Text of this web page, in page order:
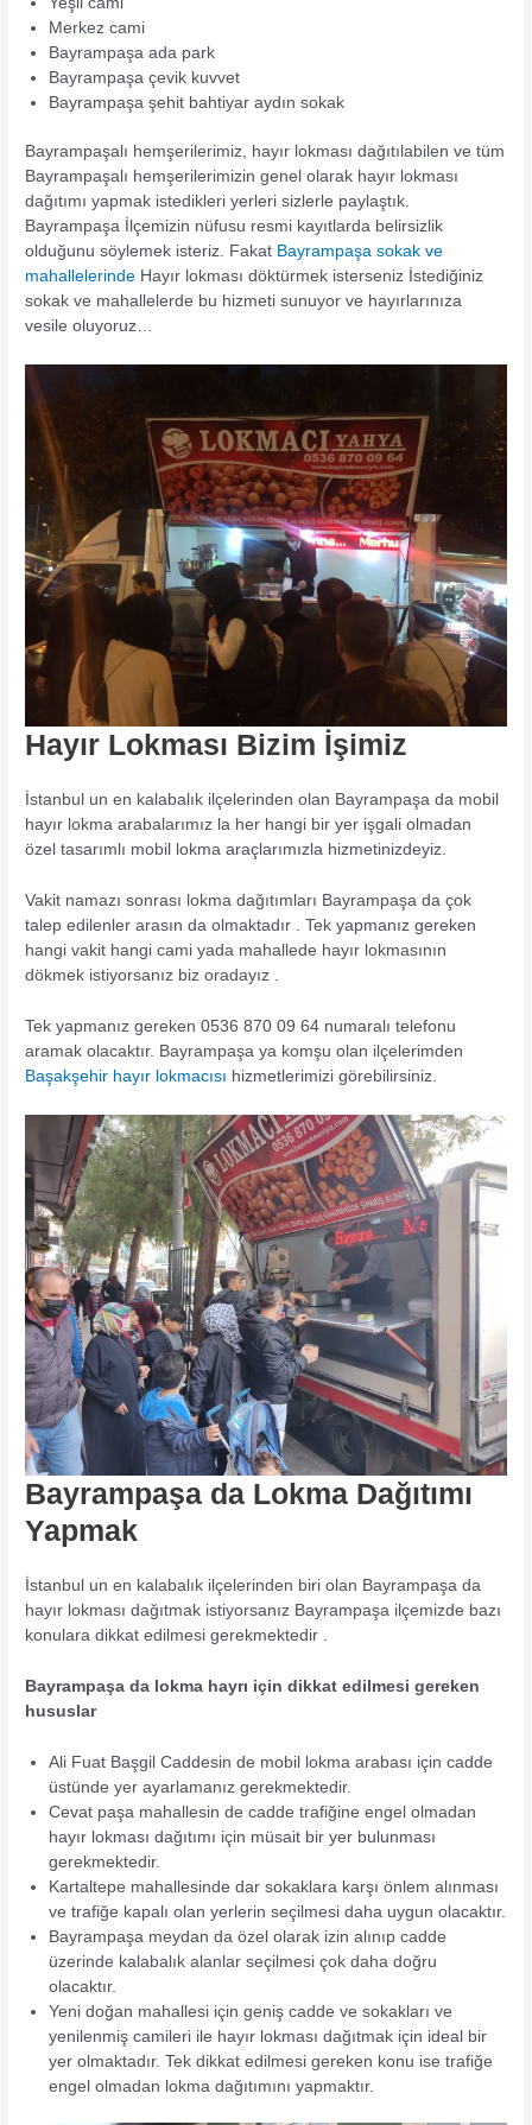
Merkez cami
Bayrampaşa ada park
Bayrampaşa çevik kuvvet
Bayrampaşa şehit bahtiyar aydın sokak
Bayrampaşalı hemşerilerimiz, hayır lokması dağıtılabilen ve tüm
Bayrampaşalı hemşerilerimizin genel olarak hayır lokması
dağıtımı yapmak istedikleri yerleri sizlerle paylaştık.
Bayrampaşa İlçemizin nüfusu resmi kayıtlarda belirsizlik
olduğunu söylemek isteriz. Fakat Bayrampaşa sokak ve
mahallelerinde Hayır lokması döktürmek isterseniz İstediğiniz
sokak ve mahallelerde bu hizmeti sunuyor ve hayırlarınıza
vesile oluyoruz…
Hayır Lokması Bizim İşimiz
İstanbul un en kalabalık ilçelerinden olan Bayrampaşa da mobil
hayır lokma arabalarımız la her hangi bir yer işgali olmadan
özel tasarımlı mobil lokma araçlarımızla hizmetinizdeyiz.
Vakit namazı sonrası lokma dağıtımları Bayrampaşa da çok
talep edilenler arasın da olmaktadır . Tek yapmanız gereken
hangi vakit hangi cami yada mahallede hayır lokmasının
dökmek istiyorsanız biz oradayız .
Tek yapmanız gereken 0536 870 09 64 numaralı telefonu
aramak olacaktır. Bayrampaşa ya komşu olan ilçelerimden
Başakşehir hayır lokmacısı hizmetlerimizi görebilirsiniz.
Bayrampaşa da Lokma Dağıtımı
Yapmak
İstanbul un en kalabalık ilçelerinden biri olan Bayrampaşa da
hayır lokması dağıtmak istiyorsanız Bayrampaşa ilçemizde bazı
konulara dikkat edilmesi gerekmektedir .
Bayrampaşa da lokma hayrı için dikkat edilmesi gereken
hususlar
Ali Fuat Başgil Caddesin de mobil lokma arabası için cadde
üstünde yer ayarlamanız gerekmektedir.
Cevat paşa mahallesin de cadde trafiğine engel olmadan
hayır lokması dağıtımı için müsait bir yer bulunması
gerekmektedir.
Kartaltepe mahallesinde dar sokaklara karşı önlem alınması
ve trafiğe kapalı olan yerlerin seçilmesi daha uygun olacaktır.
Bayrampaşa meydan da özel olarak izin alınıp cadde
üzerinde kalabalık alanlar seçilmesi çok daha doğru
olacaktır.
Yeni doğan mahallesi için geniş cadde ve sokakları ve
yenilenmiş camileri ile hayır lokması dağıtmak için ideal bir
yer olmaktadır. Tek dikkat edilmesi gereken konu ise trafiğe
engel olmadan lokma dağıtımını yapmaktır.